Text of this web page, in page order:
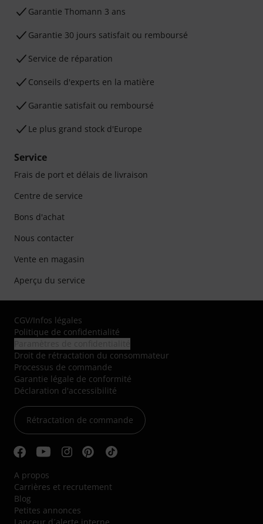
Ga­ran­tie Thomann 3 ans
Garantie 30 jours satisfait ou remboursé
Service de réparation
Conseils d'experts en la matière
Garantie satisfait ou remboursé
Le plus grand stock d'Europe
Service
Frais de port et délais de livraison
Centre de service
Bons d'achat
Nous contacter
Vente en magasin
Aperçu du service
CGV/Infos légales
Politique de confidentialité
Droit de rétractation du consommateur
Processus de commande
Garantie légale de conformité
Déclaration d'accessibilité
Rétractation de commande
A propos
Carrières et recrutement
Blog
Petites annonces